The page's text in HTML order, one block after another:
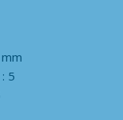
5